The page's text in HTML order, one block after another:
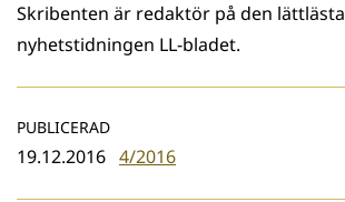
Skribenten är redaktör på den lättlästa
nyhetstidningen LL-bladet.
PUBLICERAD
19.12.2016 4/2016